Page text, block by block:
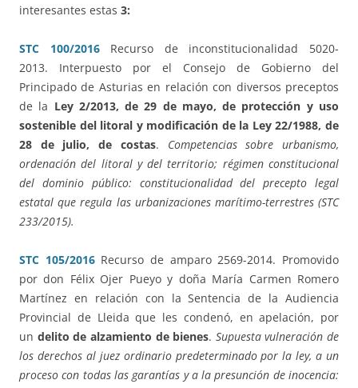
interesantes estas 3:
STC 100/2016
Recurso de inconstitucionalidad 5020-
2013. Interpuesto por el Consejo de Gobierno del
Principado de Asturias en relación con diversos preceptos
de la Ley 2/2013, de 29 de mayo, de protección y uso
sostenible del litoral y modificación de la Ley 22/1988, de
28 de julio, de costas. Competencias sobre urbanismo,
ordenación del litoral y del territorio; régimen constitucional
del dominio público: constitucionalidad del precepto legal
estatal que regula las urbanizaciones marítimo-terrestres (STC
233/2015).
STC 105/2016Recurso de amparo 2569-2014. Promovido
por don Félix Ojer Pueyo y doña María Carmen Romero
Martínez en relación con la Sentencia de la Audiencia
Provincial de Lleida que les condenó, en apelación, por
un delito de alzamiento de bienes. Supuesta vulneración de
los derechos al juez ordinario predeterminado por la ley, a un
proceso con todas las garantías y a la presunción de inocencia: